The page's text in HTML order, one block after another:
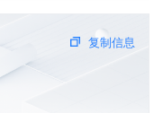
复制信息